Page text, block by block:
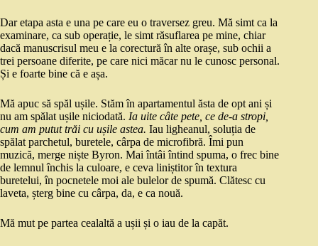
Dar etapa asta e una pe care eu o traversez greu. Mă simt ca la
examinare, ca sub operație, le simt răsuflarea pe mine, chiar
dacă manuscrisul meu e la corectură în alte orașe, sub ochii a
trei persoane diferite, pe care nici măcar nu le cunosc personal.
Și e foarte bine că e așa.
Mă apuc să spăl ușile. Stăm în apartamentul ăsta de opt ani și
nu am spălat ușile niciodată. Ia uite câte pete, ce de-a stropi,
cum am putut trăi cu ușile astea. Iau ligheanul, soluția de
spălat parchetul, buretele, cârpa de microfibră. Îmi pun
muzică, merge niște Byron. Mai întâi întind spuma, o frec bine
de lemnul închis la culoare, e ceva liniștitor în textura
buretelui, în pocnetele moi ale bulelor de spumă. Clătesc cu
laveta, șterg bine cu cârpa, da, e ca nouă.
Mă mut pe partea cealaltă a ușii și o iau de la capăt.